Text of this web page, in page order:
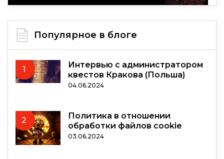
Популярное в блоге
1
Интервью с администратором
квестов Кракова (Польша)
04.06.2024
2
Политика в отношении
обработки файлов cookie
03.06.2024